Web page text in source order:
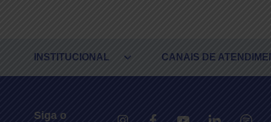
INSTITUCIONAL expand_more CANAIS DE
Siga o